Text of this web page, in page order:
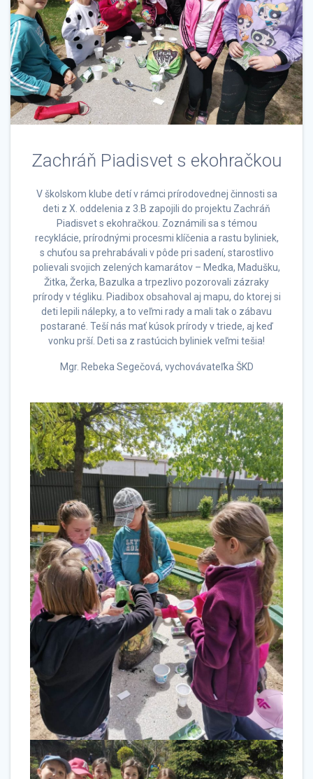
Zachráň Piadisvet s ekohračkou
V školskom klube detí v rámci prírodovednej činnosti sa
deti z X. oddelenia z 3.B zapojili do projektu Zachráň
Piadisvet s ekohračkou. Zoznámili sa s témou
recyklácie, prírodnými procesmi klíčenia a rastu byliniek,
s chuťou sa prehrabávali v pôde pri sadení, starostlivo
polievali svojich zelených kamarátov – Medka, Madušku,
Žitka, Žerka, Bazulka a trpezlivo pozorovali zázraky
prírody v tégliku. Piadibox obsahoval aj mapu, do ktorej si
deti lepili nálepky, a to veľmi rady a mali tak o zábavu
postarané. Teší nás mať kúsok prírody v triede, aj keď
vonku prší. Deti sa z rastúcich byliniek veľmi tešia!
Mgr. Rebeka Segečová, vychovávateľka ŠKD